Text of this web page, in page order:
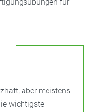
für
aber meistens
wichtigste